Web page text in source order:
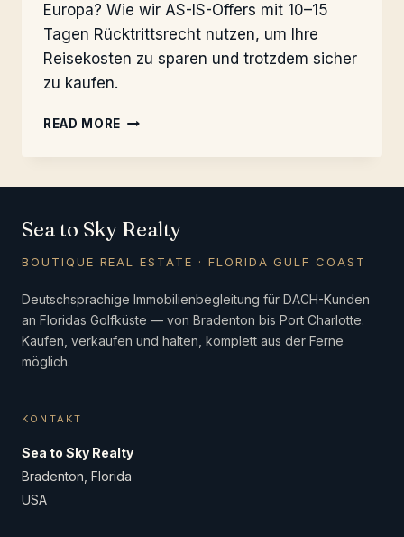
Europa? Wie wir AS-IS-Offers mit 10–15
Tagen Rücktrittsrecht nutzen, um Ihre
Reisekosten zu sparen und trotzdem sicher
zu kaufen.
READ MORE FLORIDA-
Sea to Sky Realty
BOUTIQUE REAL ESTATE · FLORIDA GULF COAST
Deutschsprachige Immobilienbegleitung für DACH-Kunden
an Floridas Golfküste — von Bradenton bis Port Charlotte.
Kaufen, verkaufen und halten, komplett aus der Ferne
möglich.
KONTAKT
Sea to Sky Realty
Bradenton, Florida
USA